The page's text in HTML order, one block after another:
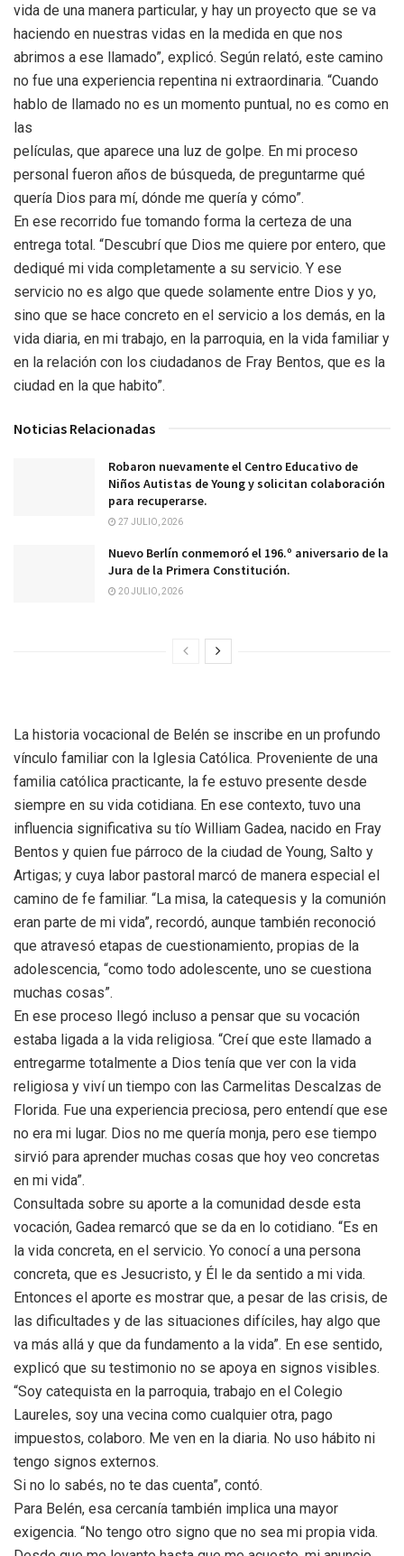
vida de una manera particular, y hay un proyecto que se va
haciendo en nuestras vidas en la medida en que nos
abrimos a ese llamado”, explicó. Según relató, este camino
no fue una experiencia repentina ni extraordinaria. “Cuando
hablo de llamado no es un momento puntual, no es como en
las
películas, que aparece una luz de golpe. En mi proceso
personal fueron años de búsqueda, de preguntarme qué
quería Dios para mí, dónde me quería y cómo”.
En ese recorrido fue tomando forma la certeza de una
entrega total. “Descubrí que Dios me quiere por entero, que
dediqué mi vida completamente a su servicio. Y ese
servicio no es algo que quede solamente entre Dios y yo,
sino que se hace concreto en el servicio a los demás, en la
vida diaria, en mi trabajo, en la parroquia, en la vida familiar y
en la relación con los ciudadanos de Fray Bentos, que es la
ciudad en la que habito”.
Noticias Relacionadas
Robaron nuevamente el Centro Educativo de
Niños Autistas de Young y solicitan colaboración
para recuperarse.
27 JULIO, 2026
Nuevo Berlín conmemoró el 196.º aniversario de la
Jura de la Primera Constitución.
20 JULIO, 2026
La historia vocacional de Belén se inscribe en un profundo
vínculo familiar con la Iglesia Católica. Proveniente de una
familia católica practicante, la fe estuvo presente desde
siempre en su vida cotidiana. En ese contexto, tuvo una
influencia significativa su tío William Gadea, nacido en Fray
Bentos y quien fue párroco de la ciudad de Young, Salto y
Artigas; y cuya labor pastoral marcó de manera especial el
camino de fe familiar. “La misa, la catequesis y la comunión
eran parte de mi vida”, recordó, aunque también reconoció
que atravesó etapas de cuestionamiento, propias de la
adolescencia, “como todo adolescente, uno se cuestiona
muchas cosas”.
En ese proceso llegó incluso a pensar que su vocación
estaba ligada a la vida religiosa. “Creí que este llamado a
entregarme totalmente a Dios tenía que ver con la vida
religiosa y viví un tiempo con las Carmelitas Descalzas de
Florida. Fue una experiencia preciosa, pero entendí que ese
no era mi lugar. Dios no me quería monja, pero ese tiempo
sirvió para aprender muchas cosas que hoy veo concretas
en mi vida”.
Consultada sobre su aporte a la comunidad desde esta
vocación, Gadea remarcó que se da en lo cotidiano. “Es en
la vida concreta, en el servicio. Yo conocí a una persona
concreta, que es Jesucristo, y Él le da sentido a mi vida.
Entonces el aporte es mostrar que, a pesar de las crisis, de
las dificultades y de las situaciones difíciles, hay algo que
va más allá y que da fundamento a la vida”. En ese sentido,
explicó que su testimonio no se apoya en signos visibles.
“Soy catequista en la parroquia, trabajo en el Colegio
Laureles, soy una vecina como cualquier otra, pago
impuestos, colaboro. Me ven en la diaria. No uso hábito ni
tengo signos externos.
Si no lo sabés, no te das cuenta”, contó.
Para Belén, esa cercanía también implica una mayor
exigencia. “No tengo otro signo que no sea mi propia vida.